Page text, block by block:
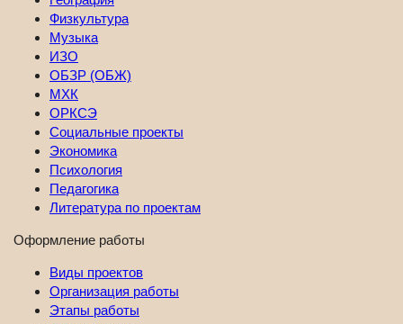
Физкультура
Музыка
ИЗО
ОБЗР (ОБЖ)
МХК
ОРКСЭ
Социальные проекты
Экономика
Психология
Педагогика
Литература по проектам
Оформление работы
Виды проектов
Организация работы
Этапы работы